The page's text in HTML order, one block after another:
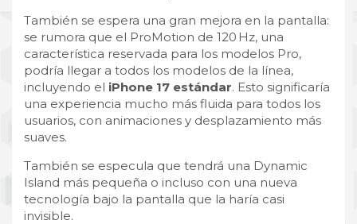
También se espera una gran mejora en la pantalla:
se rumora que el ProMotion de 120 Hz, una
característica reservada para los modelos Pro,
podría llegar a todos los modelos de la línea,
incluyendo el iPhone 17 estándar. Esto significaría
una experiencia mucho más fluida para todos los
usuarios, con animaciones y desplazamiento más
suaves.
También se especula que tendrá una Dynamic
Island más pequeña o incluso con una nueva
tecnología bajo la pantalla que la haría casi
invisible.